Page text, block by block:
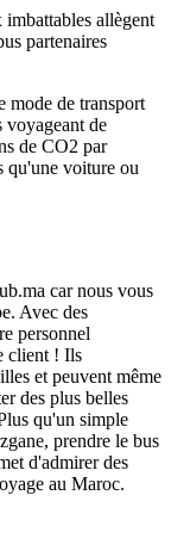
allègent
partenaires
mode de transport
voyageant de
de CO2 par
qu'une voiture ou
car nous vous
Avec des
personnel
client ! Ils
et peuvent même
des plus belles
qu'un simple
prendre le bus
d'admirer des
au Maroc.